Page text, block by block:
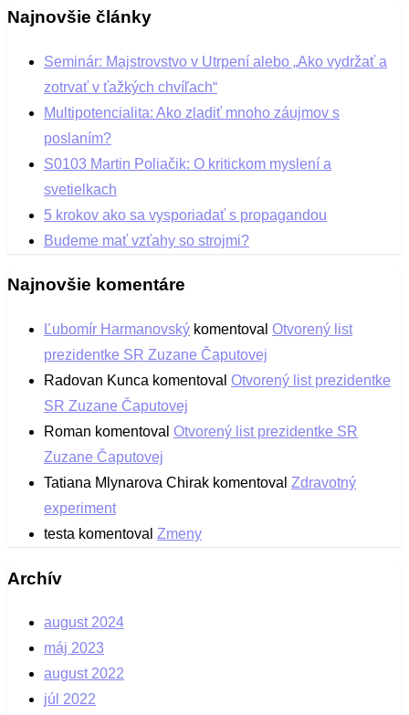
Najnovšie články
Seminár: Majstrovstvo v Utrpení alebo „Ako vydržať a
zotrvať v ťažkých chvíľach“
Multipotencialita: Ako zladiť mnoho záujmov s
poslaním?
S0103 Martin Poliačik: O kritickom myslení a
svetielkach
5 krokov ako sa vysporiadať s propagandou
Budeme mať vzťahy so strojmi?
Najnovšie komentáre
Ľubomír Harmanovský komentoval Otvorený list
prezidentke SR Zuzane Čaputovej
Radovan Kunca komentoval Otvorený list prezidentke
SR Zuzane Čaputovej
Roman komentoval Otvorený list prezidentke SR
Zuzane Čaputovej
Tatiana Mlynarova Chirak komentoval Zdravotný
experiment
testa komentoval Zmeny
Archív
august 2024
máj 2023
august 2022
júl 2022